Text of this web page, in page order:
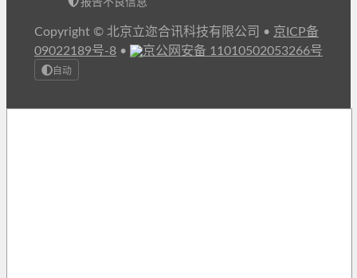
报告不良信息
Copyright © 北京立迩合讯科技有限公司 • 京ICP备
09022189号-8 • 京公网安备 11010502053266号
自动